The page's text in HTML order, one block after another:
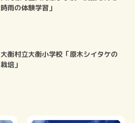
時雨の体験学習」
大衡村立大衡小学校「原木シイタケの
栽培」